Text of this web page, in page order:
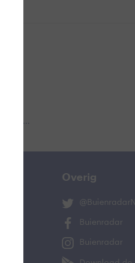
Overig
Buienradar
Buienradar